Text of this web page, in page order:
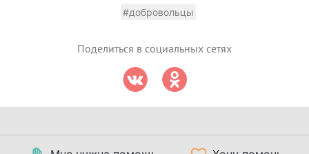
#добровольцы
Поделиться в социальных сетях